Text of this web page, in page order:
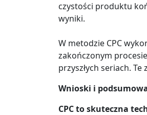
czystości produktu
wyniki.
W metodzie CPC
zakończonym
przyszłych seriach.
Wnioski i
CPC to skuteczna